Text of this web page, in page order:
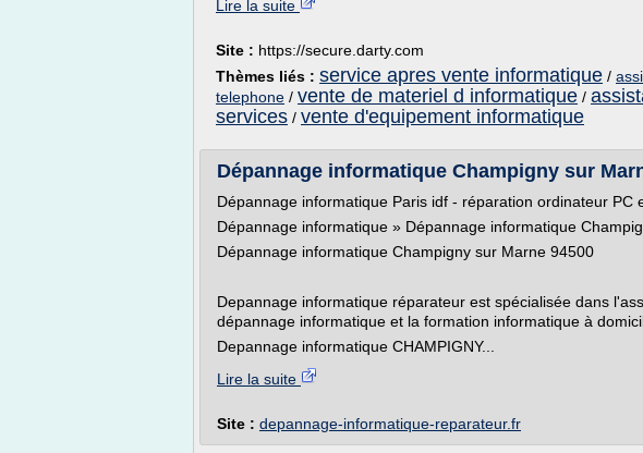
Lire la suite
Site : https://secure.darty.com
Thèmes liés : service apres vente informatique /
telephone / vente de materiel d informatique /
services / vente d'equipement informatique
Dépannage informatique Champigny sur
Dépannage informatique Paris idf - réparation ordinateur PC
Dépannage informatique » Dépannage informatique
Dépannage informatique Champigny sur Marne 94500
Depannage informatique réparateur est spécialisée dans
dépannage informatique et la formation informatique à
Depannage informatique CHAMPIGNY...
Lire la suite
Site : depannage-informatique-reparateur.fr